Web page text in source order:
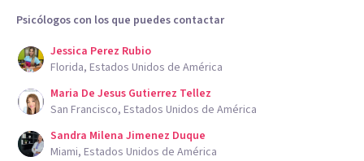
Psicólogos con los que puedes contactar
Jessica Perez Rubio
Florida, Estados Unidos de América
Maria De Jesus Gutierrez Tellez
San Francisco, Estados Unidos de América
Sandra Milena Jimenez Duque
Miami, Estados Unidos de América